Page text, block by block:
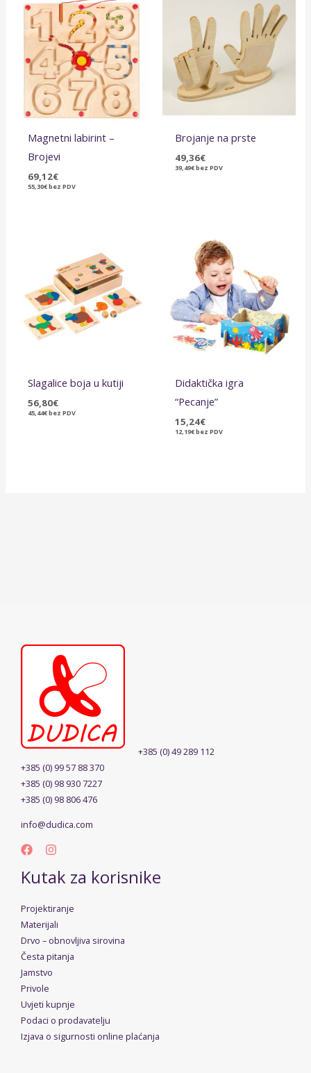
Magnetni labirint –
Brojevi
69,12€
55,30€bez PDV
Brojanje na prste
49,36€
39,49€bez PDV
Slagalice boja u kutiji
56,80€
45,44€bez PDV
Didaktička igra
“Pecanje”
15,24€
12,19€bez PDV
+385 (0) 49 289 112
+385 (0) 99 57 88 370
+385 (0) 98 930 7227
+385 (0) 98 806 476
info@dudica.com
Kutak za korisnike
Projektiranje
Materijali
Drvo – obnovljiva sirovina
Česta pitanja
Jamstvo
Privole
Uvjeti kupnje
Podaci o prodavatelju
Izjava o sigurnosti online plaćanja